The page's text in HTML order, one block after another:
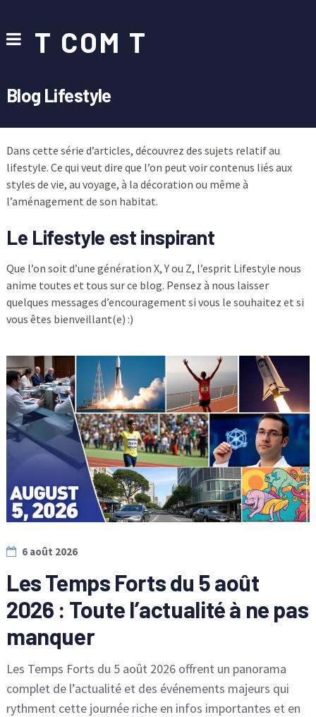
T COM T
Blog Lifestyle
Dans cette série d’articles, découvrez des sujets relatif au
lifestyle. Ce qui veut dire que l’on peut voir contenus liés aux
styles de vie, au voyage, à la décoration ou même à
l’aménagement de son habitat.
Le Lifestyle est inspirant
Que l’on soit d’une génération X, Y ou Z, l’esprit Lifestyle nous
anime toutes et tous sur ce blog. Pensez à nous laisser
quelques messages d’encouragement si vous le souhaitez et si
vous êtes bienveillant(e) :)
6 août 2026
Les Temps Forts du 5 août
2026 : Toute l’actualité à ne pas
manquer
Les Temps Forts du 5 août 2026 offrent un panorama
complet de l’actualité et des événements majeurs qui
rythment cette journée riche en infos importantes et en